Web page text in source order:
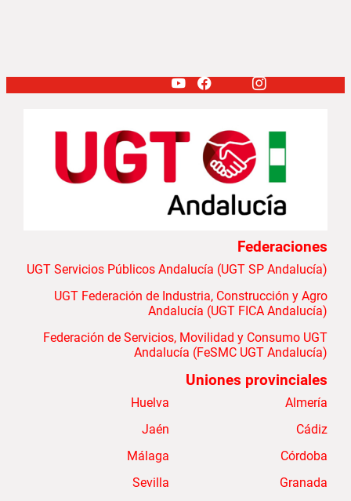
Federaciones
UGT Servicios Públicos Andalucía (UGT SP Andalucía)
UGT Federación de Industria, Construcción y Agro
Andalucía (UGT FICA Andalucía)
Federación de Servicios, Movilidad y Consumo UGT
Andalucía (FeSMC UGT Andalucía)
Uniones provinciales
Almería
Cádiz
Córdoba
Granada
Huelva
Jaén
Málaga
Sevilla